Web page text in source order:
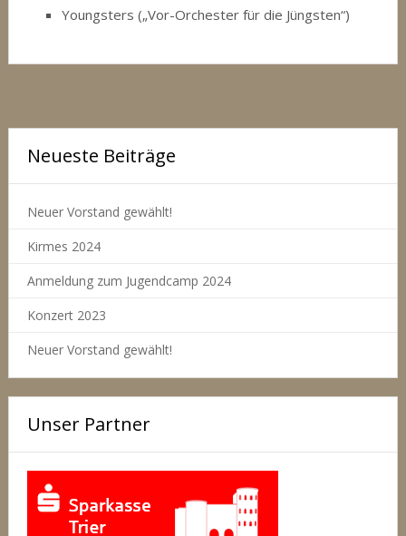
Youngsters („Vor-Orchester für die Jüngsten“)
Neueste Beiträge
Neuer Vorstand gewählt!
Kirmes 2024
Anmeldung zum Jugendcamp 2024
Konzert 2023
Neuer Vorstand gewählt!
Unser Partner